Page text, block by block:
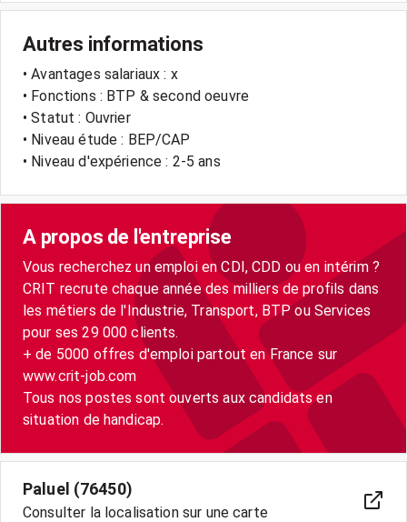
Autres informations
• Avantages salariaux : x
• Fonctions : BTP & second oeuvre
• Statut : Ouvrier
• Niveau étude : BEP/CAP
• Niveau d'expérience : 2-5 ans
A propos de l'entreprise
Vous recherchez un emploi en CDI, CDD ou en intérim ?
CRIT recrute chaque année des milliers de profils dans
les métiers de l'Industrie, Transport, BTP ou Services
pour ses 29 000 clients.
+ de 5000 offres d'emploi partout en France sur
www.crit-job.com
Tous nos postes sont ouverts aux candidats en
situation de handicap.
Paluel (76450)
Consulter la localisation sur une carte